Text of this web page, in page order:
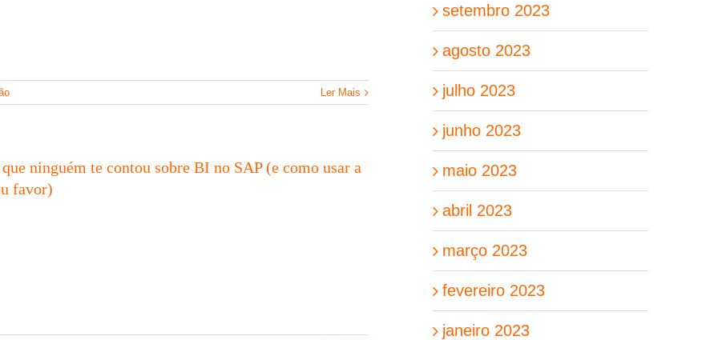
Ler Mais
ninguém te contou sobre BI no SAP (e como usar a
favor)
setembro 2023
agosto 2023
julho 2023
junho 2023
maio 2023
abril 2023
março 2023
fevereiro 2023
janeiro 2023